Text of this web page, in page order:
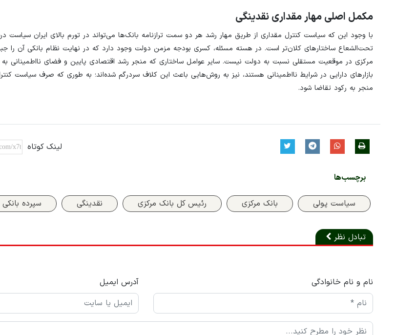
مکمل اصلی مهار مقداری نقدینگی
با وجود این که سیاست کنترل مقداری از طریق مهار رشد هر دو سمت ترازنامه بانک‌ها می‌تواند در تورم بالای ایران سیاست
تحت‌الشعاع ساختارهای کلان‌تر است. در هسته مسئله، کسری بودجه مزمن دولت وجود دارد که در نهایت نظام بانکی آن را
مرکزی در موقعیت مستقلی نسبت به دولت نیست. سایر عوامل ساختاری که منجر رشد اقتصادی پایین و فضای نااطمینانی
بازارهای دارایی در شرایط نااطمینانی هستند، نیز به روش‌هایی باعث این کلاف سردرگم شده‌اند؛ به طوری که صرف سیاست
منجر به رکود تقاضا شود.
لینک کوتاه
برچسب‌ها
سیاست پولی بانک مرکزی رئیس کل بانک مرکزی نقدینگی سپرده بانکی
تبادل نظر
نام و نام خانوادگی آدرس ایمیل